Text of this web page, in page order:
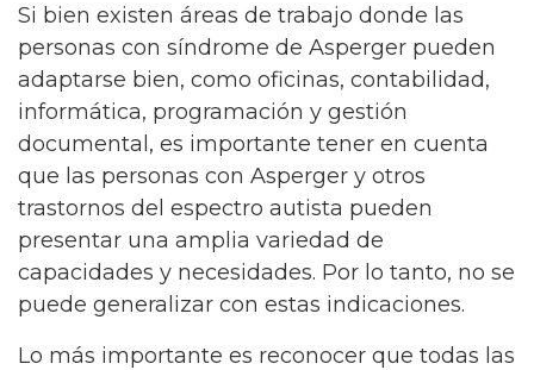
Si bien existen áreas de trabajo donde las
personas con síndrome de Asperger pueden
adaptarse bien, como oficinas, contabilidad,
informática, programación y gestión
documental, es importante tener en cuenta
que las personas con Asperger y otros
trastornos del espectro autista pueden
presentar una amplia variedad de
capacidades y necesidades. Por lo tanto, no se
puede generalizar con estas indicaciones.
Lo más importante es reconocer que todas las